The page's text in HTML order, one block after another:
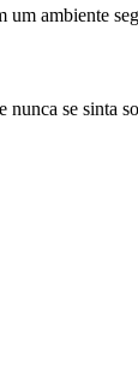
um ambiente
nunca se sinta